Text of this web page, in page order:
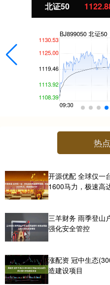
北证50
热
开源优配 全球仅一
1600马力，极速高
三羊财务 雨季登山
强化安全管控
涨配资 冠中生态
造建设项目